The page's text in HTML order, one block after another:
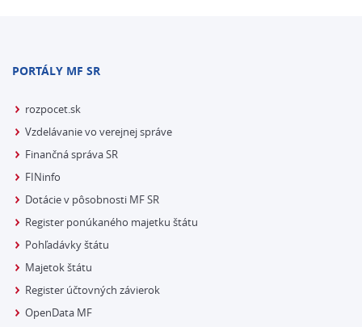
PORTÁLY MF SR
rozpocet.sk
Vzdelávanie vo verejnej správe
Finančná správa SR
FINinfo
Dotácie v pôsobnosti MF SR
Register ponúkaného majetku štátu
Pohľadávky štátu
Majetok štátu
Register účtovných závierok
OpenData MF